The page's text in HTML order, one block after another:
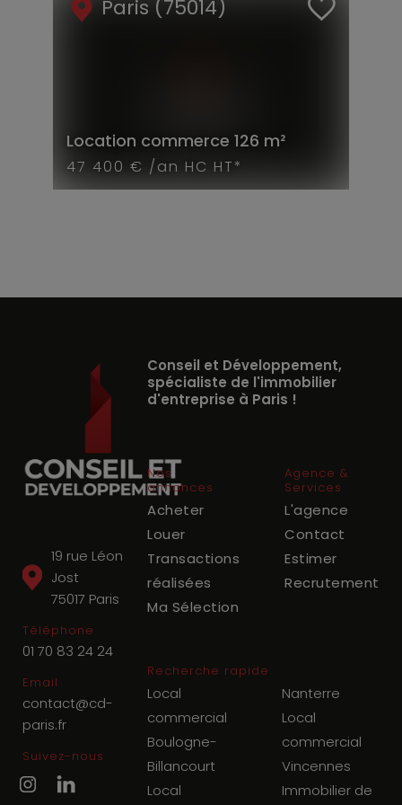
Paris (75014)
Location commerce 126 m²
47 400 € /an HC HT*
19 rue Léon
Jost
75017 Paris
Téléphone
01 70 83 24 24
Email
contact@cd-
paris.fr
Suivez-nous
Conseil et Développement,
spécialiste de l'immobilier
d'entreprise à Paris !
Nos
annonces
Acheter
Louer
Transactions
réalisées
Ma Sélection
Agence &
Services
L'agence
Contact
Estimer
Recrutement
Recherche rapide
Local
commercial
Boulogne-
Billancourt
Local
Nanterre
Local
commercial
Vincennes
Immobilier de